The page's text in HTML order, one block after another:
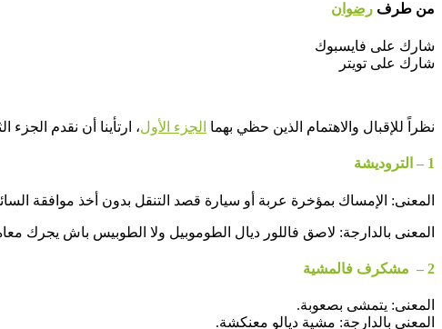
من طرف رضوان
شارك على فايسبوك
شارك على تويتر
نظراً للإقبال والاهتمام الذين حظي بهما الجزء الأول، ارتأينا أن نقدم الجزء
1 – التروديشة
المعنى: الإمساك بمؤخرة عربة أو سيارة قصد التنقل بدون أخذ موافقة
المعنى بالدارجة: لاصق فاللور ديال الطوموبيل ولا الطوبيس باش يجرك
2 – مشكرف فالمشية
المعنى: يتمشى بصعوبة.
المعنى بالدارجة: مشية ديالو معنكشة.